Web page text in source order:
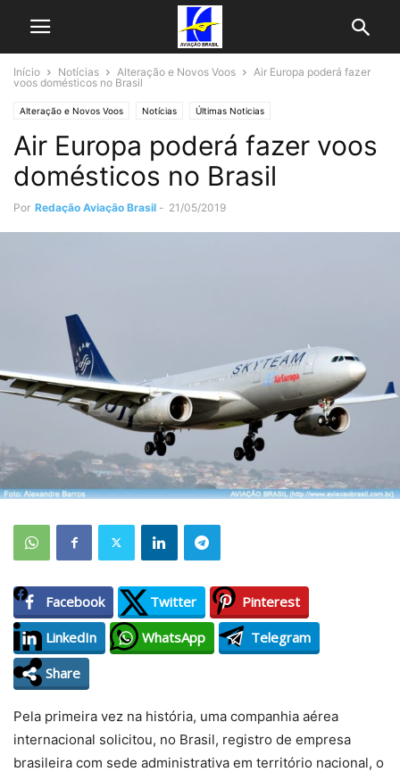
Início Notícias Alteração e Novos Voos
Air Europa poderá fazer
voos domésticos no Brasil
Alteração e Novos Voos Notícias Últimas Noticias
Air Europa poderá fazer voos
domésticos no Brasil
Por Redação Aviação Brasil - 21/05/2019
Facebook Twitter
Pinterest
LinkedIn
WhatsApp
Telegram
Share
Pela primeira vez na história, uma companhia aérea
internacional solicitou, no Brasil, registro de empresa
brasileira com sede administrativa em território nacional, o